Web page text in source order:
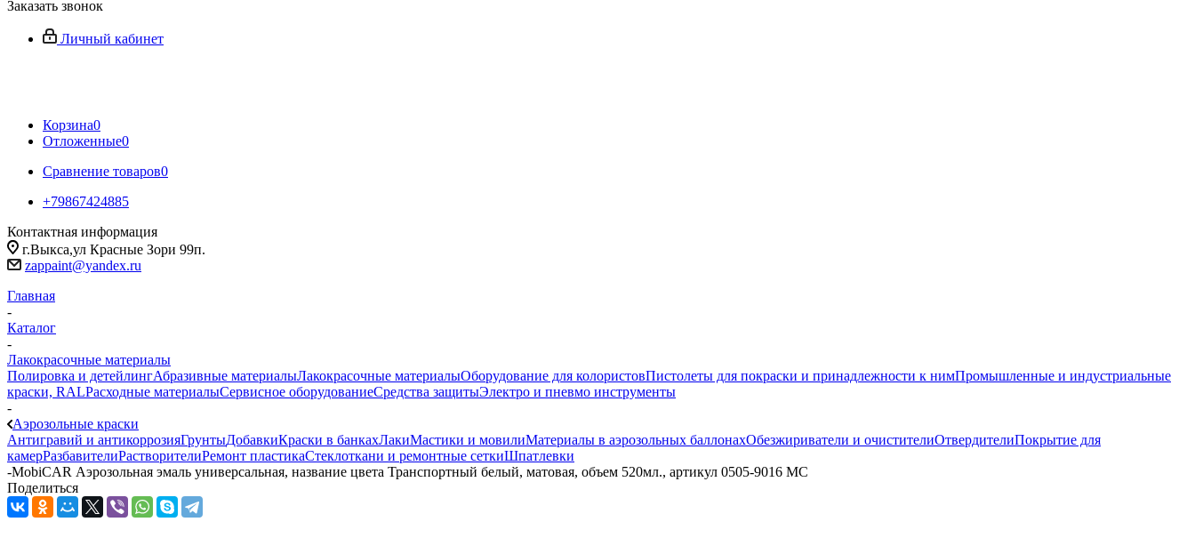
Заказать звонок
Личный кабинет
Корзина0
Отложенные0
Сравнение товаров0
+79867424885
Контактная информация
г.Выкса,ул Красные Зори 99п.
zappaint@yandex.ru
Главная
-
Каталог
-
Лакокрасочные материалы
Полировка и детейлингАбразивные материалыЛакокрасочные материалыОборудование для колористовПистолеты для покраски и принадлежности к нимПромышленные и индустриальные
краски, RALРасходные материалыСервисное оборудованиеСредства защитыЭлектро и пневмо инструменты
-
Аэрозольные краски
Антигравий и антикоррозияГрунтыДобавкиКраски в банкахЛакиМастики и мовилиМатериалы в аэрозольных баллонахОбезжириватели и очистителиОтвердителиПокрытие для
камерРазбавителиРастворителиРемонт пластикаСтеклоткани и ремонтные сеткиШпатлевки
-MobiCAR Аэрозольная эмаль универсальная, название цвета Транспортный белый, матовая, объем 520мл., артикул 0505-9016 MC
Поделиться